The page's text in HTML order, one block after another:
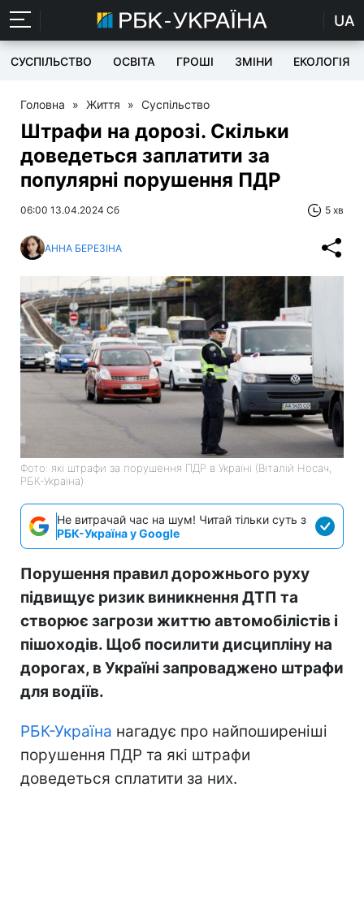
UA
СУСПІЛЬСТВО ОСВІТА ГРОШІ ЗМІНИ ЕКОЛОГІЯ
Головна » Життя » Суспільство
Штрафи на дорозі. Скільки
доведеться заплатити за
популярні порушення ПДР
06:00 13.04.2024 Сб 5 хв
АННА БЕРЕЗІНА
Фото: які штрафи за порушення ПДР в Україні (Віталій Носач,
РБК-Україна)
Не витрачай час на шум! Читай тільки суть з
РБК-Україна у Google
Порушення правил дорожнього руху
підвищує ризик виникнення ДТП та
створює загрози життю автомобілістів і
пішоходів. Щоб посилити дисципліну на
дорогах, в Україні запроваджено штрафи
для водіїв.
РБК-Україна нагадує про найпоширеніші
порушення ПДР та які штрафи
доведеться сплатити за них.